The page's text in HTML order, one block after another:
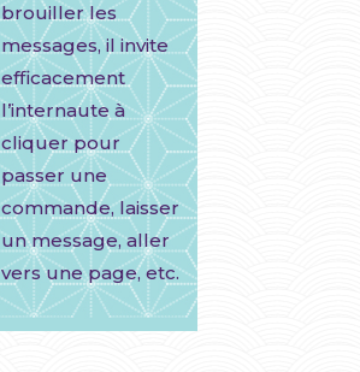
brouiller les
messages, il invite
efficacement
l’internaute à
cliquer pour
passer une
commande, laisser
un message, aller
vers une page, etc.